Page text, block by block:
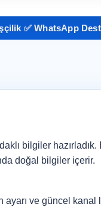
WhatsApp Destek
bilgiler
doğal bilgiler içerir.
ayarı ve güncel